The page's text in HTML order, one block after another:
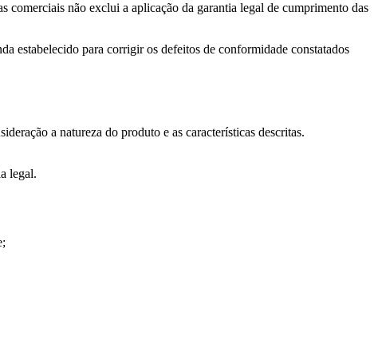
comerciais não exclui a aplicação da garantia legal de cumprimento das
estabelecido para corrigir os defeitos de conformidade constatados
a natureza do produto e as características descritas.
legal.